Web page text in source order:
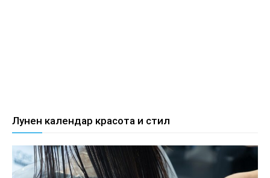
Лунен календар красота и стил